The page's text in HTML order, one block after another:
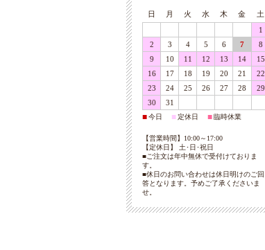
日 月 火 水 木 金
土
1
2
3 4 5 6 7
8
9
10 11 12 13 14
15
16
17 18 19 20 21
22
23
24 25 26 27 28
29
30
31
■今日 ■定休日 ■臨時休業
【営業時間】10:00～17:00
【定休日】 土･日･祝日
■ご注文は年中無休で受付けておりま
す。
■休日のお問い合わせは休日明けのご回
答となります。予めご了承くださいま
せ。